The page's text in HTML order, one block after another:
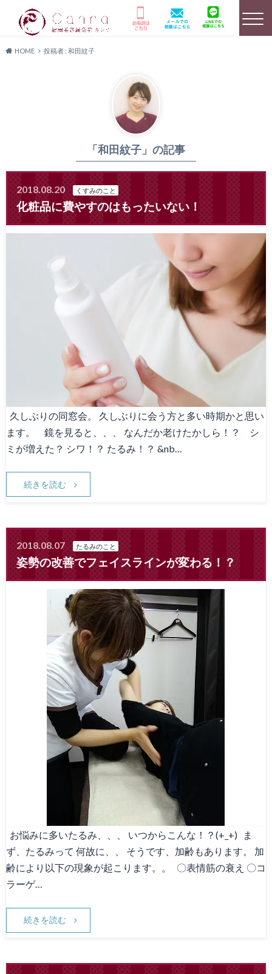
美容鍼灸詳細
よくあるご質問
Canna1番人気メニュー
スタッフ募集
HOME 投稿者 : 和田紋子
「和田紋子」の記事
2018.08.20 くすみのこと
化粧品に費やすのはもったいない！
久しぶりの同窓会。 久しぶりに会う方と多い時期かと思い
ます。 鏡を見ると、、、 なんだか老けたかしら！？ シ
ミが増えた？ シワ！？ たるみ！？ &nb…
続きを読む
2018.08.07 たるみのこと
姿勢の改善でフェイスラインが変わる！？
お悩みに多いたるみ、、、 いつからこんな！？(+_+) ま
ず、たるみって 何故に、、 そうです、加齢もあります。 加
齢により以下の現象が起こります。。 〇表情筋の衰え 〇コ
ラーゲ…
続きを読む